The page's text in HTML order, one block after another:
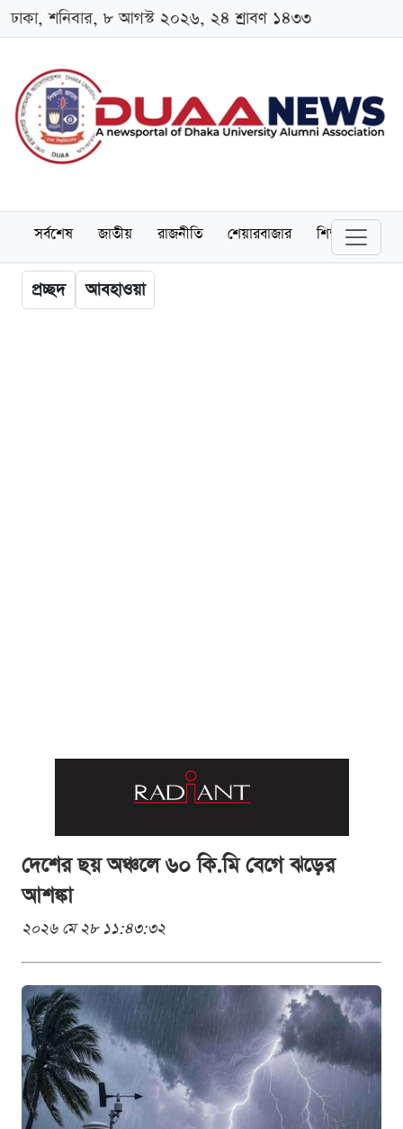
ঢাকা, শনিবার, ৮ আগস্ট ২০২৬, ২৪ শ্রাবণ ১৪৩৩
সর্বশেষ জাতীয় রাজনীতি শেয়ারবাজার শিক্ষা
প্রচ্ছদ আবহাওয়া
দেশের ছয় অঞ্চলে ৬০ কি.মি বেগে ঝড়ের
আশঙ্কা
২০২৬ মে ২৮ ১১:৪৩:৩২